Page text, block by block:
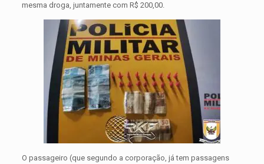
mesma droga, juntamente com R$ 200,00.
O passageiro (que segundo a corporação, já tem passagens